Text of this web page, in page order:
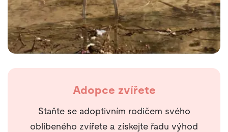
Adopce zvířete
Staňte se adoptivním rodičem svého
oblíbeného zvířete a získejte řadu výhod